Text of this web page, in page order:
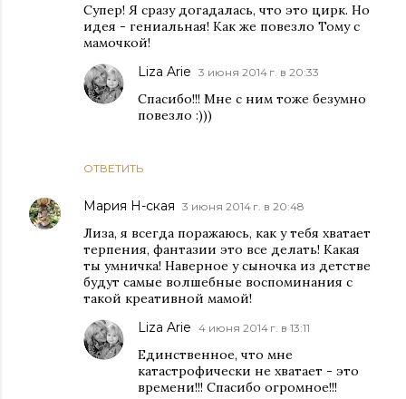
Супер! Я сразу догадалась, что это цирк. Но
идея - гениальная! Как же повезло Тому с
мамочкой!
ОТВЕТИТЬ
Liza Arie 3 июня 2014 г. в 20:33
Спасибо!!! Мне с ним тоже безумно
повезло :)))
Мария Н-ская 3 июня 2014 г. в 20:48
Лиза, я всегда поражаюсь, как у тебя хватает
терпения, фантазии это все делать! Какая
ты умничка! Наверное у сыночка из детстве
будут самые волшебные воспоминания с
такой креативной мамой!
Liza Arie 4 июня 2014 г. в 13:11
Единственное, что мне
катастрофически не хватает - это
времени!!! Спасибо огромное!!!